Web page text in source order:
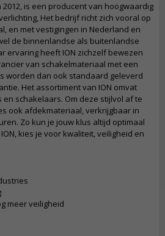
2012, is een producent van hoogwaardig
Het bedrijf richt zich vooral op
en met vestigingen in Nederland en
de binnenlandse als buitenlandse
ervaring heeft ION zichzelf bewezen
van schakelmateriaal met een
worden dan ook standaard geleverd
Het assortiment van ION omvat
schakelaars. Om deze stijlvol af te
ook afdekmateriaal, verkrijgbaar in
Zo kun je jouw klus altijd optimaal
kies je voor kwaliteit, veiligheid en
meer veiligheid